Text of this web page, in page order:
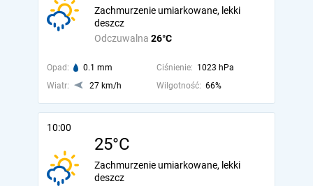
Odczuwalna 26°C
Zachmurzenie umiarkowane, lekki
deszcz
Opad: 0.1 mm Ciśnienie: 1023 hPa
Wiatr:
27 km/h Wilgotność: 66%
10:00
25°C
Zachmurzenie umiarkowane, lekki
deszcz